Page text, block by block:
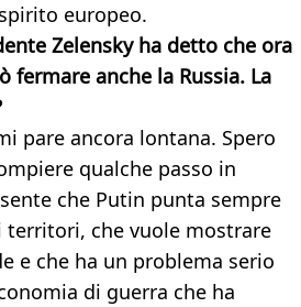
europeo.
Zelensky ha detto che ora
fermare anche la Russia. La
pare ancora lontana. Spero
qualche passo in
che Putin punta sempre
territori, che vuole mostrare
e che ha un problema serio
di guerra che ha